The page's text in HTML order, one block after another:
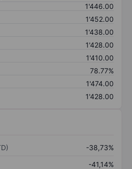
1'446.00
1'452.00
1'438.00
1'428.00
1'410.00
78.77%
1'474.00
1'428.00
-38,73%
-41,14%